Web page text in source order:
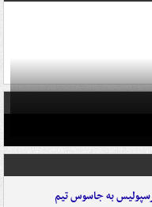
به جاسوس تیم